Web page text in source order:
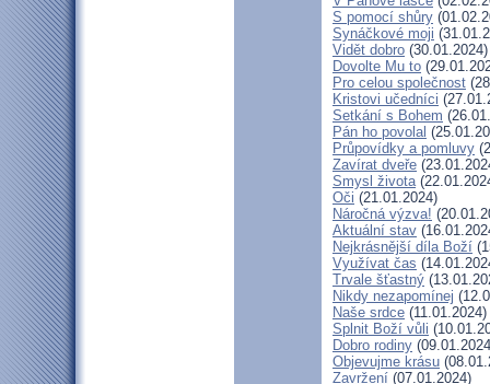
S pomocí shůry
Synáčkové moji
Vidět dobro (30.01.2024)
Dovolte Mu to
Pro celou společnost
Kristovi učedníci
Setkání s Bohem
Pán ho povolal
Průpovídky a pomluvy
Zavírat dveře
Smysl života
Oči (21.01.2024)
Náročná výzva!
Aktuální stav
Nejkrásnější díla Boží
Využívat čas
Trvale šťastný
Nikdy nezapomínej
Naše srdce (11.01.2024)
Splnit Boží vůli
Dobro rodiny
Objevujme krásu
Zavržení (07.01.2024)